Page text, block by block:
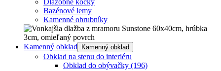
Dlažobné kocky
Bazénové lemy
Kamenné obrubníky
Kamenný obklad Kamenný obklad
Obklad na stenu do interiéru
Obklad do obývačky (196)